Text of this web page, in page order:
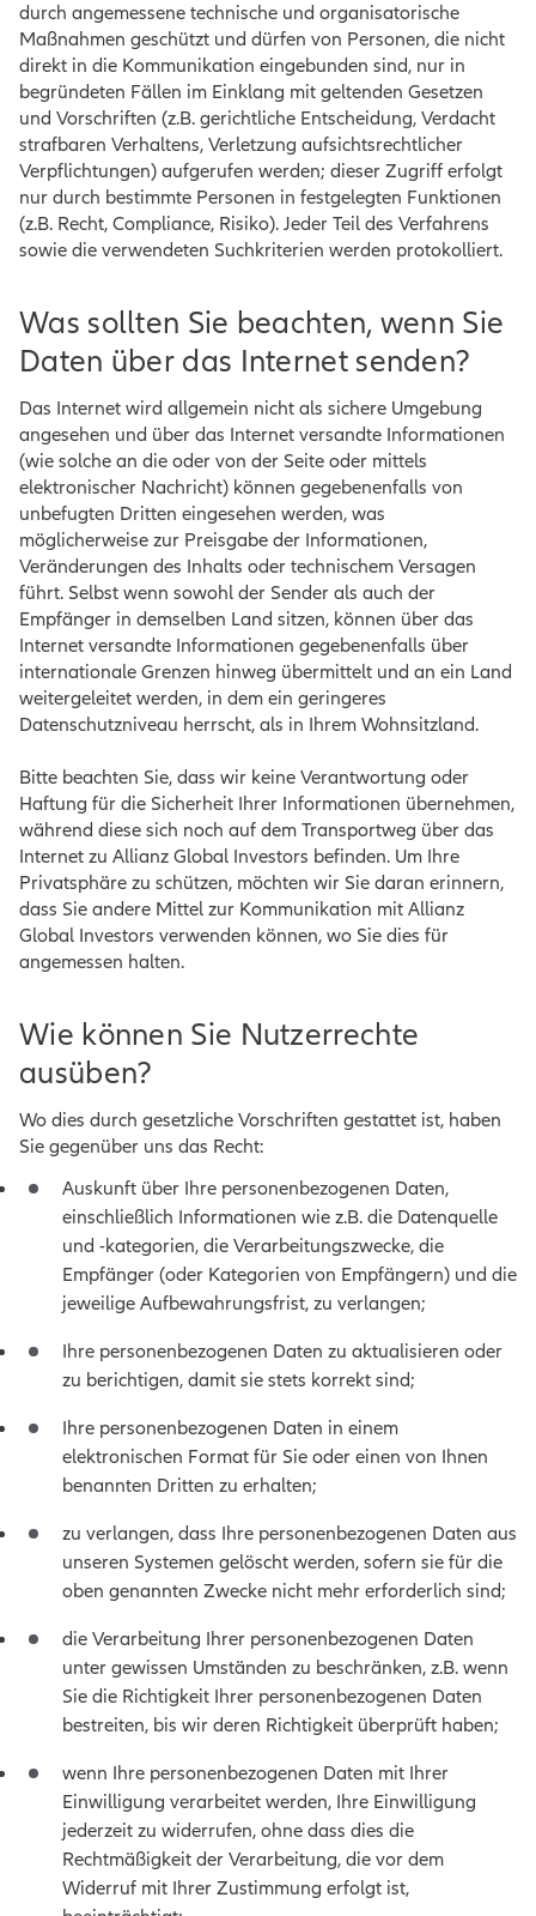
durch angemessene technische und organisatorische
Maßnahmen geschützt und dürfen von Personen, die nicht
direkt in die Kommunikation eingebunden sind, nur in
begründeten Fällen im Einklang mit geltenden Gesetzen
und Vorschriften (z.B. gerichtliche Entscheidung, Verdacht
strafbaren Verhaltens, Verletzung aufsichtsrechtlicher
Verpflichtungen) aufgerufen werden; dieser Zugriff erfolgt
nur durch bestimmte Personen in festgelegten Funktionen
(z.B. Recht, Compliance, Risiko). Jeder Teil des Verfahrens
sowie die verwendeten Suchkriterien werden protokolliert.
Was sollten Sie beachten, wenn Sie
Daten über das Internet senden?
Das Internet wird allgemein nicht als sichere Umgebung
angesehen und über das Internet versandte Informationen
(wie solche an die oder von der Seite oder mittels
elektronischer Nachricht) können gegebenenfalls von
unbefugten Dritten eingesehen werden, was
möglicherweise zur Preisgabe der Informationen,
Veränderungen des Inhalts oder technischem Versagen
führt. Selbst wenn sowohl der Sender als auch der
Empfänger in demselben Land sitzen, können über das
Internet versandte Informationen gegebenenfalls über
internationale Grenzen hinweg übermittelt und an ein Land
weitergeleitet werden, in dem ein geringeres
Datenschutzniveau herrscht, als in Ihrem Wohnsitzland.
Bitte beachten Sie, dass wir keine Verantwortung oder
Haftung für die Sicherheit Ihrer Informationen übernehmen,
während diese sich noch auf dem Transportweg über das
Internet zu Allianz Global Investors befinden. Um Ihre
Privatsphäre zu schützen, möchten wir Sie daran erinnern,
dass Sie andere Mittel zur Kommunikation mit Allianz
Global Investors verwenden können, wo Sie dies für
angemessen halten.
Wie können Sie Nutzerrechte
ausüben?
Wo dies durch gesetzliche Vorschriften gestattet ist, haben
Sie gegenüber uns das Recht:
Auskunft über Ihre personenbezogenen Daten,
einschließlich Informationen wie z.B. die Datenquelle
und -kategorien, die Verarbeitungszwecke, die
Empfänger (oder Kategorien von Empfängern) und die
jeweilige Aufbewahrungsfrist, zu verlangen;
Ihre personenbezogenen Daten zu aktualisieren oder
zu berichtigen, damit sie stets korrekt sind;
Ihre personenbezogenen Daten in einem
elektronischen Format für Sie oder einen von Ihnen
benannten Dritten zu erhalten;
zu verlangen, dass Ihre personenbezogenen Daten aus
unseren Systemen gelöscht werden, sofern sie für die
oben genannten Zwecke nicht mehr erforderlich sind;
die Verarbeitung Ihrer personenbezogenen Daten
unter gewissen Umständen zu beschränken, z.B. wenn
Sie die Richtigkeit Ihrer personenbezogenen Daten
bestreiten, bis wir deren Richtigkeit überprüft haben;
wenn Ihre personenbezogenen Daten mit Ihrer
Einwilligung verarbeitet werden, Ihre Einwilligung
jederzeit zu widerrufen, ohne dass dies die
Rechtmäßigkeit der Verarbeitung, die vor dem
Widerruf mit Ihrer Zustimmung erfolgt ist,